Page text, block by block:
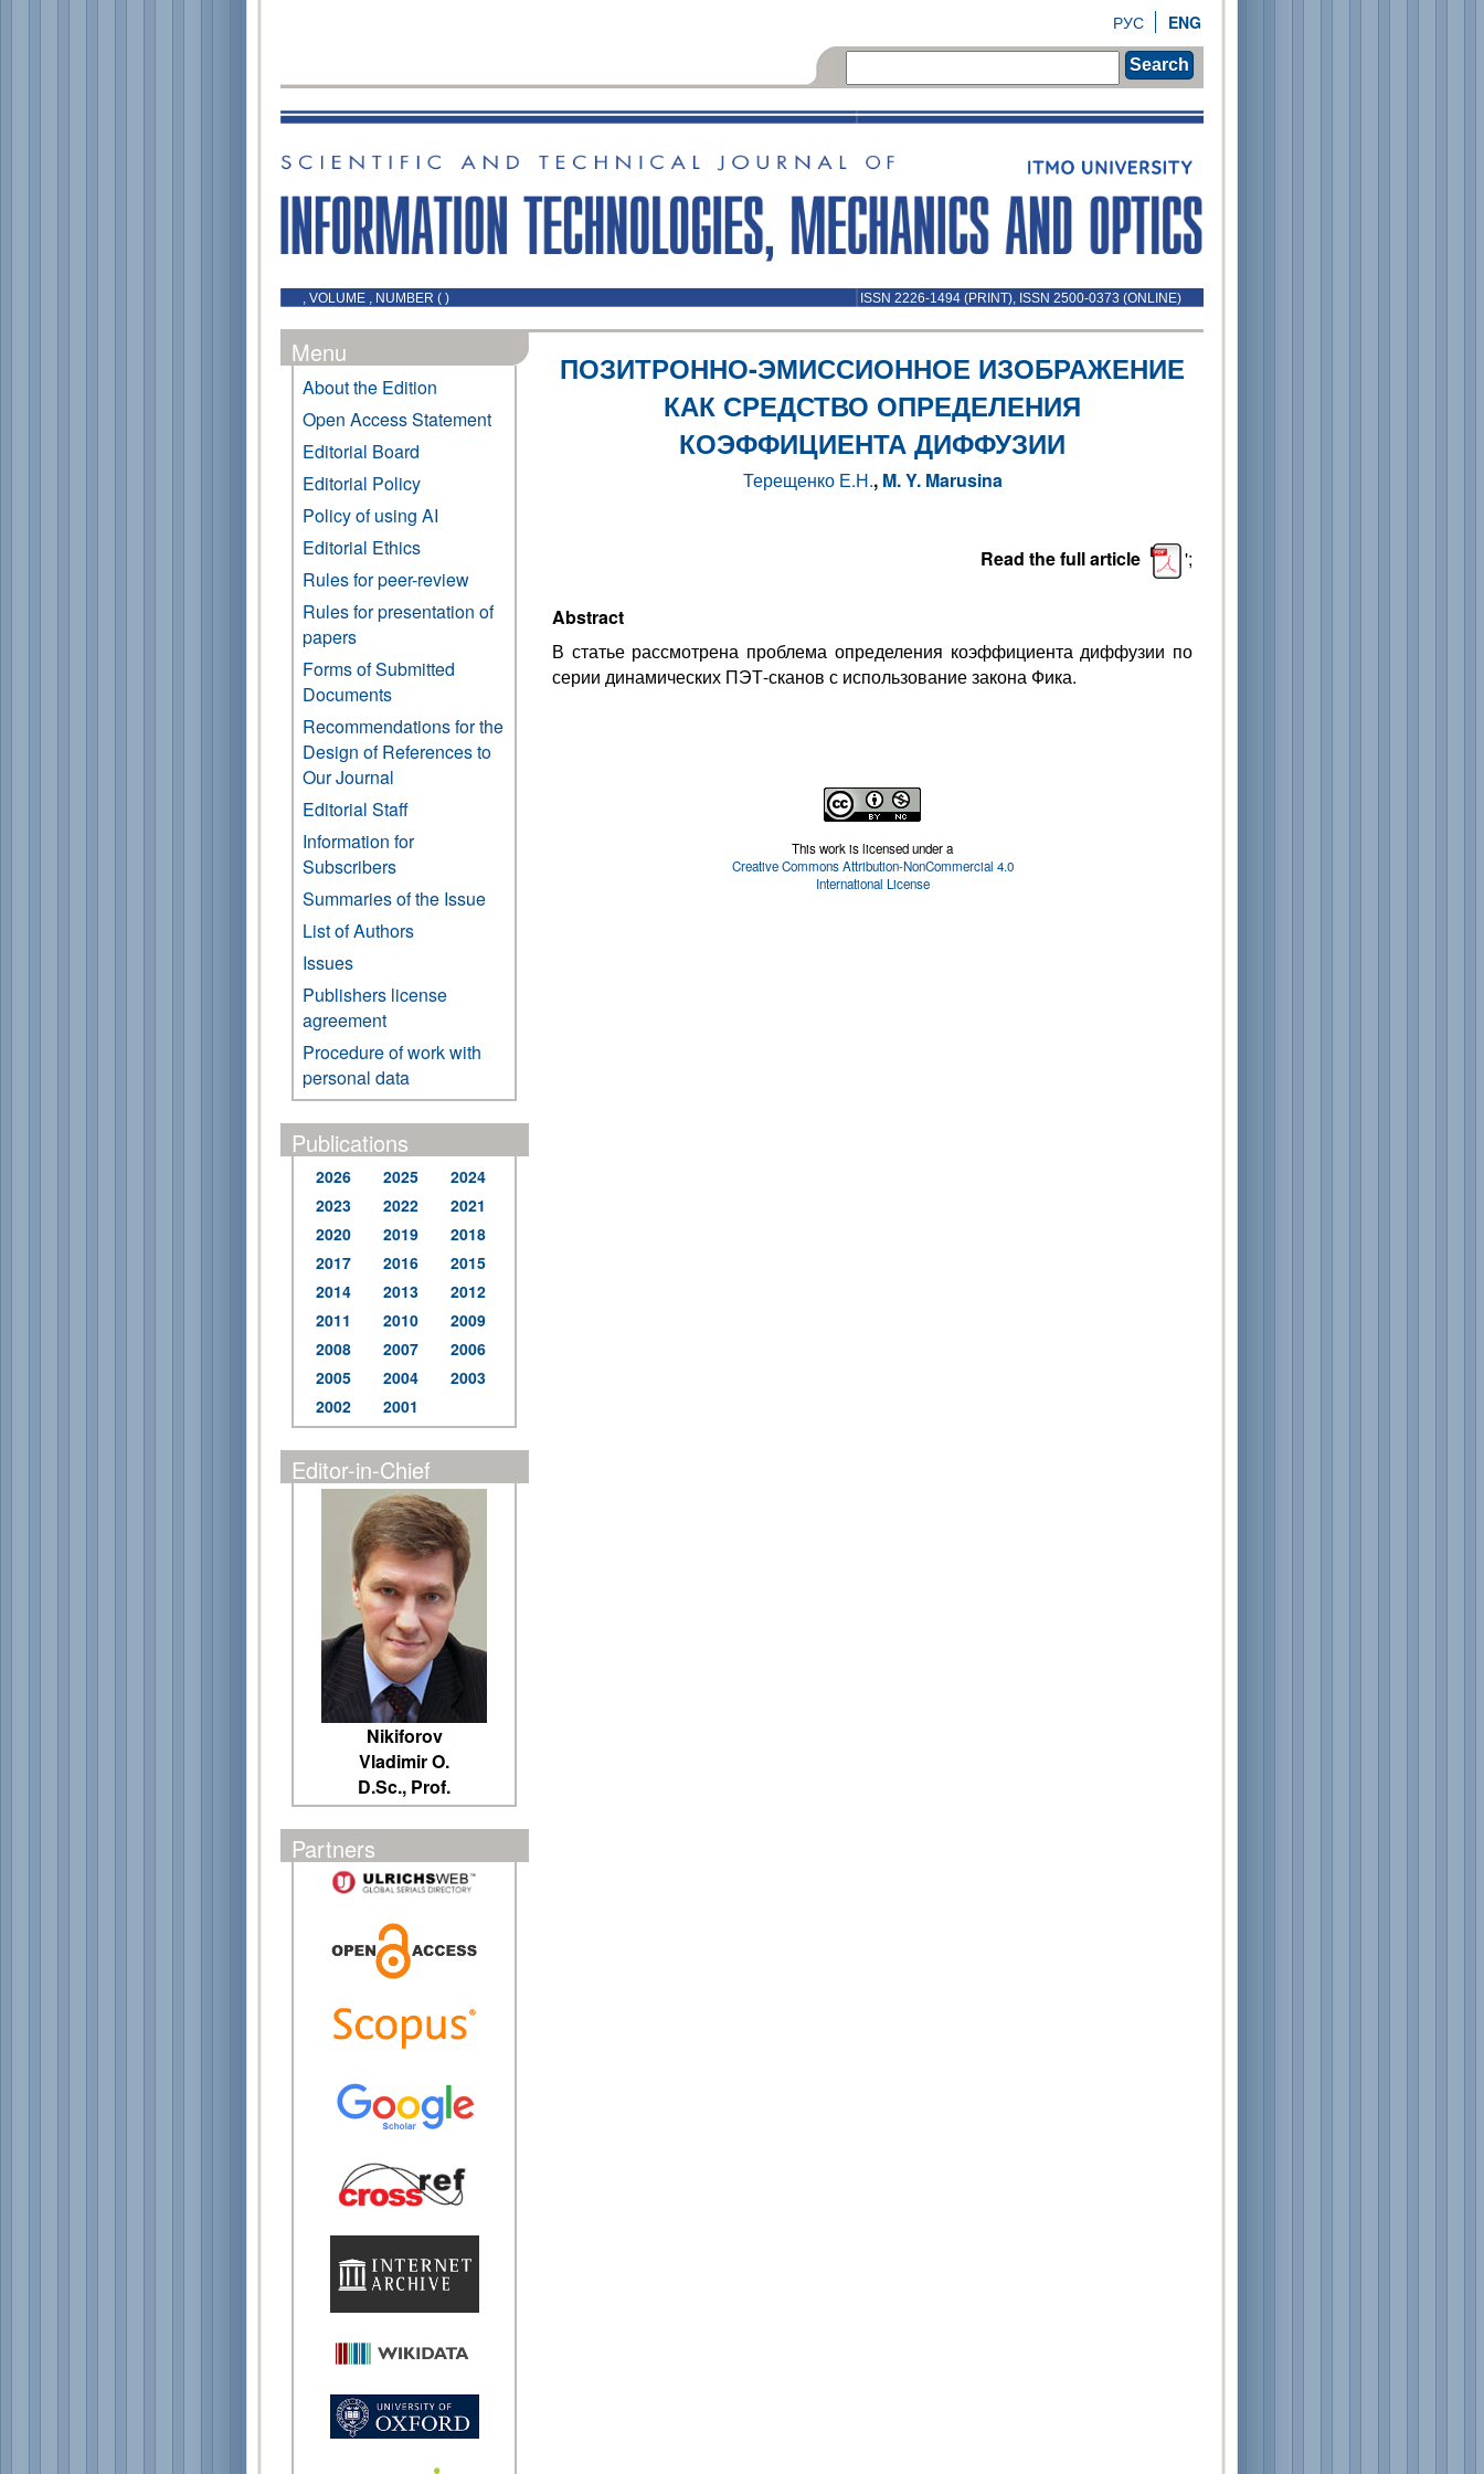
ENG
РУС
Search
, VOLUME , NUMBER ( ) ISSN 2226-1494 (PRINT), ISSN 2500-0373 (ONLINE)
Menu
About the Edition
Open Access Statement
Editorial Board
Editorial Policy
Policy of using AI
Editorial Ethics
Rules for peer-review
Rules for presentation of
papers
Forms of Submitted
Documents
Recommendations for the
Design of References to
Our Journal
Editorial Staff
Information for
Subscribers
Summaries of the Issue
List of Authors
Issues
Publishers license
agreement
Procedure of work with
personal data
Publications
2026 2025
2024
2023
2022
2021
2020
2019
2018
2017
2016
2015
2014
2013
2012
2011
2010
2009
2008
2007
2006
2005
2004
2003
2002
2001
Editor-in-Chief
Nikiforov
Vladimir O.
D.Sc., Prof.
Partners
ПОЗИТРОННО-ЭМИССИОННОЕ ИЗОБРАЖЕНИЕ
КАК СРЕДСТВО ОПРЕДЕЛЕНИЯ
КОЭФФИЦИЕНТА ДИФФУЗИИ
Терещенко Е.Н., M. Y. Marusina
Read the full article ';
Abstract
В статье рассмотрена проблема определения коэффициента диффузии по
серии динамических ПЭТ-сканов с использование закона Фика.
This work is licensed under a
Creative Commons Attribution-NonCommercial 4.0
International License